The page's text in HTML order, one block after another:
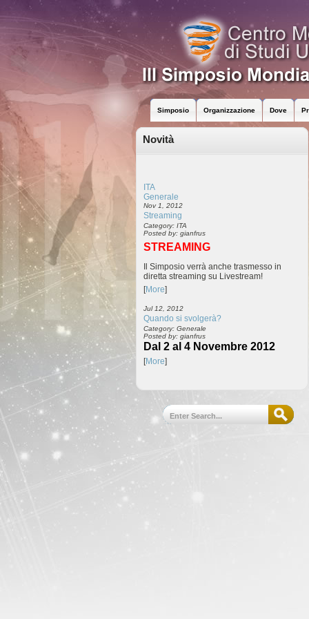
Simposio Organizzazione Dove
Novità
ITA
Generale
Nov 1, 2012
Streaming
Category: ITA
Posted by: gianfrus
STREAMING
Il Simposio verrà anche trasmesso in
diretta streaming su Livestream!
[More]
Jul 12, 2012
Quando si svolgerà?
Category: Generale
Posted by: gianfrus
Dal 2 al 4 Novembre 2012
[More]